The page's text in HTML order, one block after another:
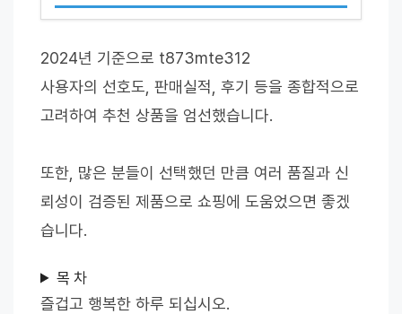
2024년 기준으로 t873mte312
사용자의 선호도, 판매실적, 후기 등을 종합적으로
고려하여 추천 상품을 엄선했습니다.
또한, 많은 분들이 선택했던 만큼 여러 품질과 신
뢰성이 검증된 제품으로 쇼핑에 도움었으면 좋겠
습니다.
목 차
즐겁고 행복한 하루 되십시오.